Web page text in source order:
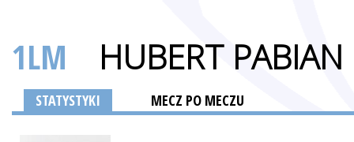
1LM HUBERT PABIAN
STATYSTYKI MECZ PO MECZU